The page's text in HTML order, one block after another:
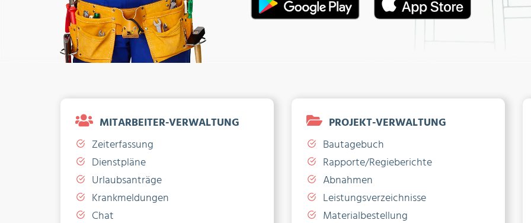
MITARBEITER-VERWALTUNG
Zeiterfassung
Dienstpläne
Urlaubsanträge
Krankmeldungen
Chat
PROJEKT-VERWALTUNG
Bautagebuch
Rapporte/Regieberichte
Abnahmen
Leistungsverzeichnisse
Materialbestellung